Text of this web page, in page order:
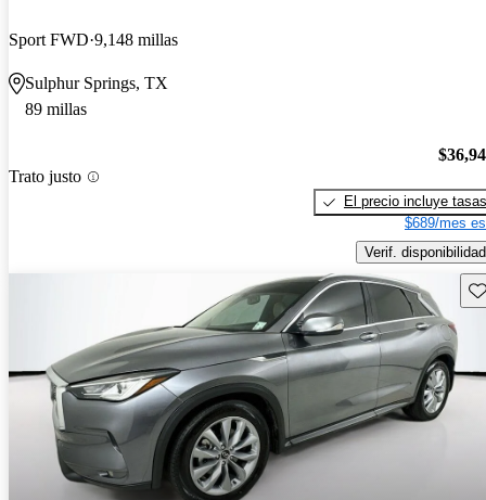
Sport FWD 9,148 millas
Sulphur Springs, TX
89 millas
Trato justo
El precio incluye tasas
$689/mes
Verif. disponibilidad